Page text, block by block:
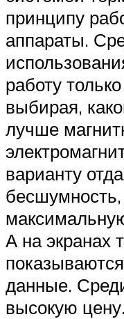
принципу
аппараты.
работу
выбирая,
лучше
варианту
бесшумность,
А на экранах
данные.
высокую цену.